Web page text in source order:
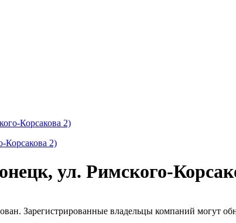
Корсакова 2)
ул. Римского-
Зарегистрированные владельцы компаний могут